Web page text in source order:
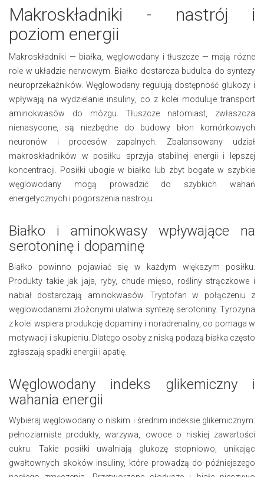
Makroskładniki - nastrój i
poziom energii
Makroskładniki — białka, węglowodany i tłuszcze — mają różne
role w układzie nerwowym. Białko dostarcza budulca do syntezy
neuroprzekaźników. Węglowodany regulują dostępność glukozy i
wpływają na wydzielanie insuliny, co z kolei moduluje transport
aminokwasów do mózgu. Tłuszcze natomiast, zwłaszcza
nienasycone, są niezbędne do budowy błon komórkowych
neuronów i procesów zapalnych. Zbalansowany udział
makroskładników w posiłku sprzyja stabilnej energii i lepszej
koncentracji. Posiłki ubogie w białko lub zbyt bogate w szybkie
węglowodany mogą prowadzić do szybkich wahań
energetycznych i pogorszenia nastroju.
Białko i aminokwasy wpływające na
serotoninę i dopaminę
Białko powinno pojawiać się w każdym większym posiłku.
Produkty takie jak jaja, ryby, chude mięso, rośliny strączkowe i
nabiał dostarczają aminokwasów. Tryptofan w połączeniu z
węglowodanami złożonymi ułatwia syntezę serotoniny. Tyrozyna
z kolei wspiera produkcję dopaminy i noradrenaliny, co pomaga w
motywacji i skupieniu. Dlatego osoby z niską podażą białka często
zgłaszają spadki energii i apatię.
Węglowodany indeks glikemiczny i
wahania energii
Wybieraj węglowodany o niskim i średnim indeksie glikemicznym:
pełnoziarniste produkty, warzywa, owoce o niskiej zawartości
cukru. Takie posiłki uwalniają glukozę stopniowo, unikając
gwałtownych skoków insuliny, które prowadzą do późniejszego